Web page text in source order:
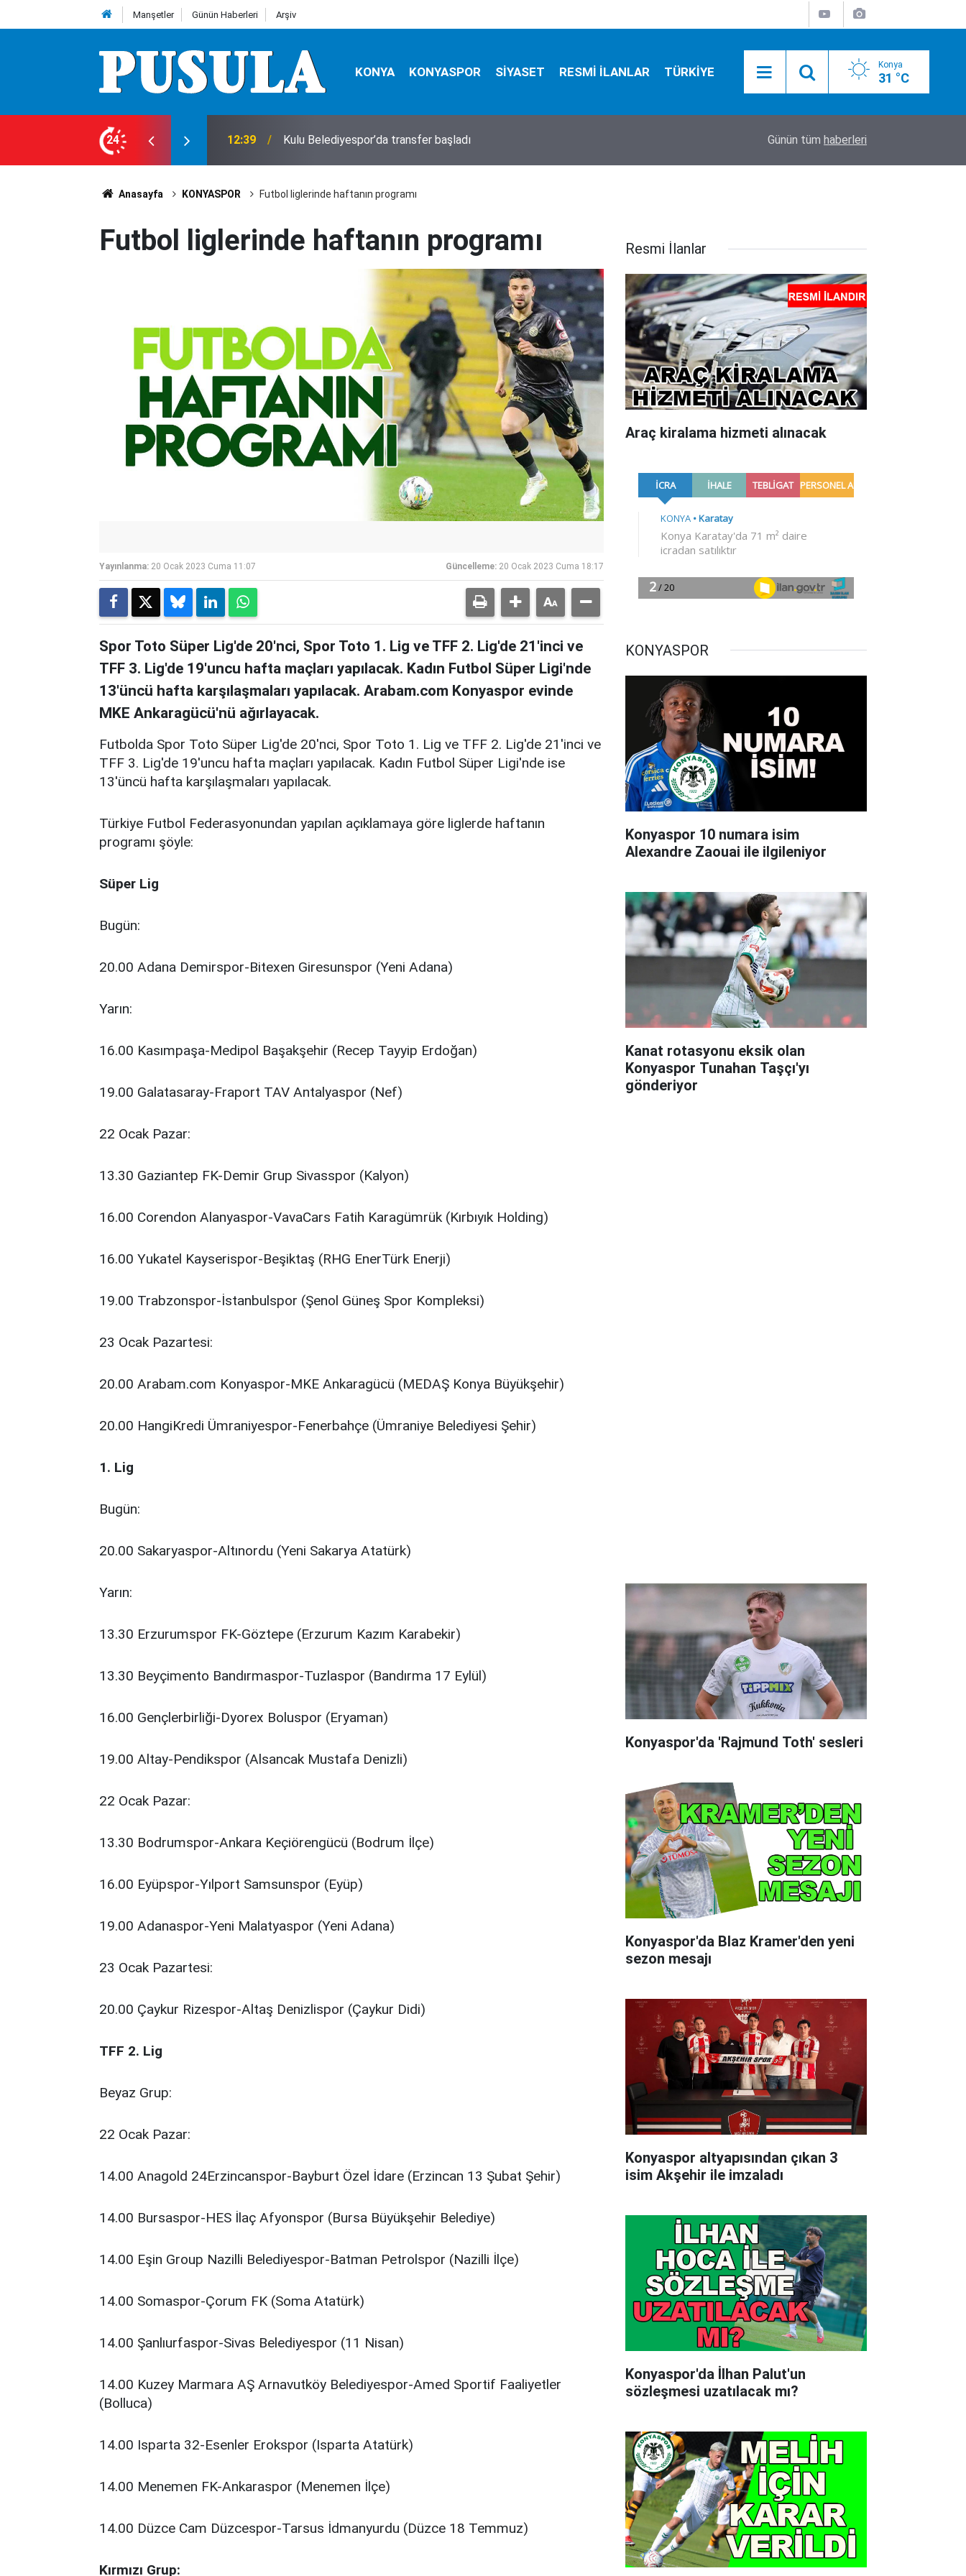
Manşetler Günün Haberleri Arşiv
KONYA KONYASPOR SİYASET RESMİ İLANLAR TÜRKİYE Konya
31 °C
24 12:30 Başkan Özgökçen, Pekyatırmacı Selçuklu'nun gözde parkında talepleri dinledi Konya’da 1 kişinin öldüğü, 10 kişinin
Günün tüm haberleri
Anasayfa KONYASPOR Futbol liglerinde haftanın programı
Futbol liglerinde haftanın programı
Yayınlanma: 20 Ocak 2023 Cuma 11:07 Güncelleme: 20 Ocak 2023 Cuma 18:17
Spor Toto Süper Lig'de 20'nci, Spor Toto 1. Lig ve TFF 2. Lig'de 21'inci ve
TFF 3. Lig'de 19'uncu hafta maçları yapılacak. Kadın Futbol Süper Ligi'nde
13'üncü hafta karşılaşmaları yapılacak. Arabam.com Konyaspor evinde
MKE Ankaragücü'nü ağırlayacak.
Futbolda Spor Toto Süper Lig'de 20'nci, Spor Toto 1. Lig ve TFF 2. Lig'de 21'inci ve
TFF 3. Lig'de 19'uncu hafta maçları yapılacak. Kadın Futbol Süper Ligi'nde ise
13'üncü hafta karşılaşmaları yapılacak.
Türkiye Futbol Federasyonundan yapılan açıklamaya göre liglerde haftanın
programı şöyle:
Süper Lig
Bugün:
20.00 Adana Demirspor-Bitexen Giresunspor (Yeni Adana)
Yarın:
16.00 Kasımpaşa-Medipol Başakşehir (Recep Tayyip Erdoğan)
19.00 Galatasaray-Fraport TAV Antalyaspor (Nef)
22 Ocak Pazar:
13.30 Gaziantep FK-Demir Grup Sivasspor (Kalyon)
16.00 Corendon Alanyaspor-VavaCars Fatih Karagümrük (Kırbıyık Holding)
16.00 Yukatel Kayserispor-Beşiktaş (RHG EnerTürk Enerji)
19.00 Trabzonspor-İstanbulspor (Şenol Güneş Spor Kompleksi)
23 Ocak Pazartesi:
20.00 Arabam.com Konyaspor-MKE Ankaragücü (MEDAŞ Konya Büyükşehir)
20.00 HangiKredi Ümraniyespor-Fenerbahçe (Ümraniye Belediyesi Şehir)
1. Lig
Bugün:
20.00 Sakaryaspor-Altınordu (Yeni Sakarya Atatürk)
Yarın:
13.30 Erzurumspor FK-Göztepe (Erzurum Kazım Karabekir)
13.30 Beyçimento Bandırmaspor-Tuzlaspor (Bandırma 17 Eylül)
16.00 Gençlerbirliği-Dyorex Boluspor (Eryaman)
19.00 Altay-Pendikspor (Alsancak Mustafa Denizli)
22 Ocak Pazar:
13.30 Bodrumspor-Ankara Keçiörengücü (Bodrum İlçe)
16.00 Eyüpspor-Yılport Samsunspor (Eyüp)
19.00 Adanaspor-Yeni Malatyaspor (Yeni Adana)
23 Ocak Pazartesi:
20.00 Çaykur Rizespor-Altaş Denizlispor (Çaykur Didi)
TFF 2. Lig
Beyaz Grup:
22 Ocak Pazar:
14.00 Anagold 24Erzincanspor-Bayburt Özel İdare (Erzincan 13 Şubat Şehir)
14.00 Bursaspor-HES İlaç Afyonspor (Bursa Büyükşehir Belediye)
14.00 Eşin Group Nazilli Belediyespor-Batman Petrolspor (Nazilli İlçe)
14.00 Somaspor-Çorum FK (Soma Atatürk)
14.00 Şanlıurfaspor-Sivas Belediyespor (11 Nisan)
14.00 Kuzey Marmara AŞ Arnavutköy Belediyespor-Amed Sportif Faaliyetler
(Bolluca)
14.00 Isparta 32-Esenler Erokspor (Isparta Atatürk)
14.00 Menemen FK-Ankaraspor (Menemen İlçe)
14.00 Düzce Cam Düzcespor-Tarsus İdmanyurdu (Düzce 18 Temmuz)
Kırmızı Grup:
Resmi İlanlar
Araç kiralama hizmeti alınacak
KONYASPOR
Konyaspor 10 numara isim
Alexandre Zaouai ile ilgileniyor
Kanat rotasyonu eksik olan
Konyaspor Tunahan Taşçı'yı
gönderiyor
Konyaspor'da 'Rajmund Toth' sesleri
Konyaspor'da Blaz Kramer'den yeni
sezon mesajı
Konyaspor altyapısından çıkan 3
isim Akşehir ile imzaladı
Konyaspor'da İlhan Palut'un
sözleşmesi uzatılacak mı?